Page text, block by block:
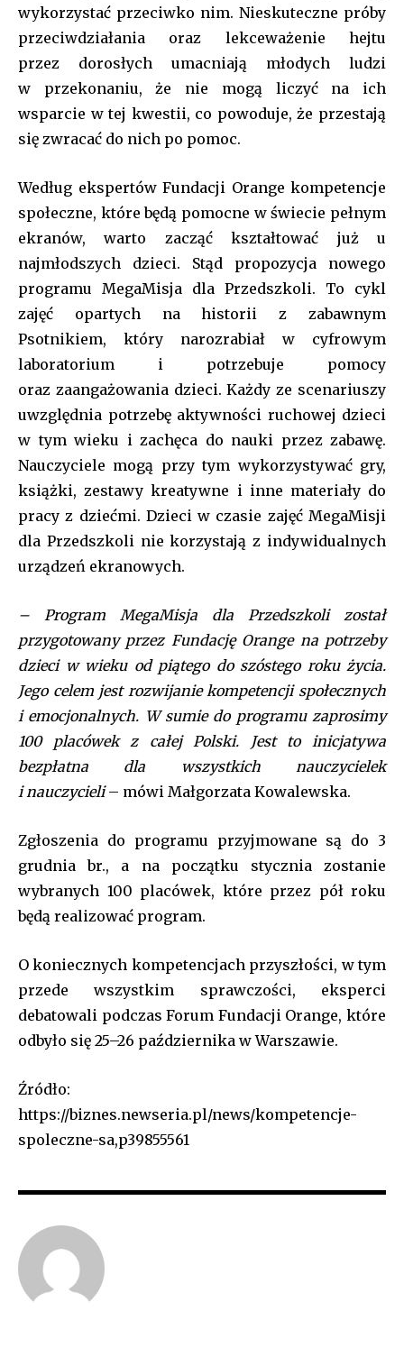
wykorzystać przeciwko nim. Nieskuteczne próby
przeciwdziałania oraz lekceważenie hejtu
przez dorosłych umacniają młodych ludzi
w przekonaniu, że nie mogą liczyć na ich
wsparcie w tej kwestii, co powoduje, że przestają
się zwracać do nich po pomoc.
Według ekspertów Fundacji Orange kompetencje
społeczne, które będą pomocne w świecie pełnym
ekranów, warto zacząć kształtować już u
najmłodszych dzieci. Stąd propozycja nowego
programu MegaMisja dla Przedszkoli. To cykl
zajęć opartych na historii z zabawnym
Psotnikiem, który narozrabiał w cyfrowym
laboratorium i potrzebuje pomocy
oraz zaangażowania dzieci. Każdy ze scenariuszy
uwzględnia potrzebę aktywności ruchowej dzieci
w tym wieku i zachęca do nauki przez zabawę.
Nauczyciele mogą przy tym wykorzystywać gry,
książki, zestawy kreatywne i inne materiały do
pracy z dziećmi. Dzieci w czasie zajęć MegaMisji
dla Przedszkoli nie korzystają z indywidualnych
urządzeń ekranowych.
– Program MegaMisja dla Przedszkoli został
przygotowany przez Fundację Orange na potrzeby
dzieci w wieku od piątego do szóstego roku życia.
Jego celem jest rozwijanie kompetencji społecznych
i emocjonalnych. W sumie do programu zaprosimy
100 placówek z całej Polski. Jest to inicjatywa
bezpłatna dla wszystkich nauczycielek
i nauczycieli– mówi Małgorzata Kowalewska.
Zgłoszenia do programu przyjmowane są do 3
grudnia br., a na początku stycznia zostanie
wybranych 100 placówek, które przez pół roku
będą realizować program.
O koniecznych kompetencjach przyszłości, w tym
przede wszystkim sprawczości, eksperci
debatowali podczas Forum Fundacji Orange, które
odbyło się 25–26 października w Warszawie.
Źródło:
https://biznes.newseria.pl/news/kompetencje-
spoleczne-sa,p39855561